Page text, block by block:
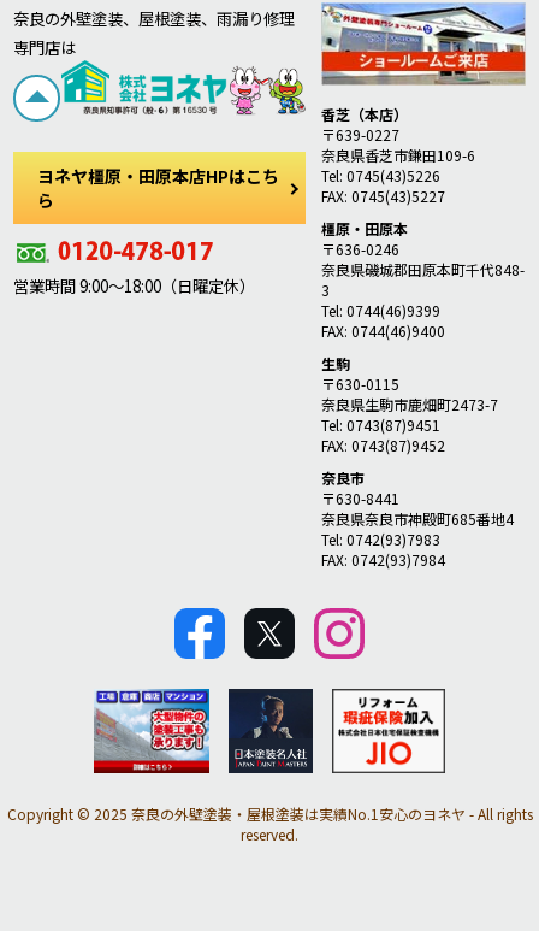
奈良の外壁塗装、屋根塗装、雨漏り修理
専門店は
ヨネヤ橿原・田原本店HPはこち
ら
営業時間 9:00～18:00（日曜定休）
香芝（本店）
〒639-0227
奈良県香芝市鎌田109-6
Tel: 0745(43)5226
FAX: 0745(43)5227
橿原・田原本
〒636-0246
奈良県磯城郡田原本町千代848-
3
Tel: 0744(46)9399
FAX: 0744(46)9400
生駒
〒630-0115
奈良県生駒市鹿畑町2473-7
Tel: 0743(87)9451
FAX: 0743(87)9452
奈良市
〒630-8441
奈良県奈良市神殿町685番地4
Tel: 0742(93)7983
FAX: 0742(93)7984
Copyright © 2025 奈良の外壁塗装・屋根塗装は実績No.1安心のヨネヤ - All rights
reserved.